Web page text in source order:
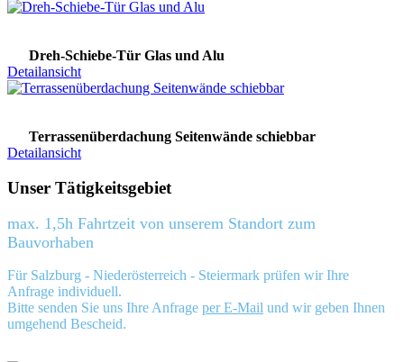
Dreh-Schiebe-Tür Glas und Alu
Detailansicht
Terrassenüberdachung Seitenwände schiebbar
Detailansicht
Unser Tätigkeitsgebiet
max. 1,5h Fahrtzeit von unserem Standort zum
Bauvorhaben
Für Salzburg - Niederösterreich - Steiermark prüfen wir Ihre
Anfrage individuell.
Bitte senden Sie uns Ihre Anfrage per E-Mail und wir geben Ihnen
umgehend Bescheid.